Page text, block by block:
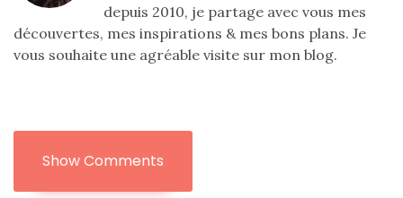
depuis 2010, je partage avec vous mes
découvertes, mes inspirations & mes bons plans. Je
vous souhaite une agréable visite sur mon blog.
Show Comments